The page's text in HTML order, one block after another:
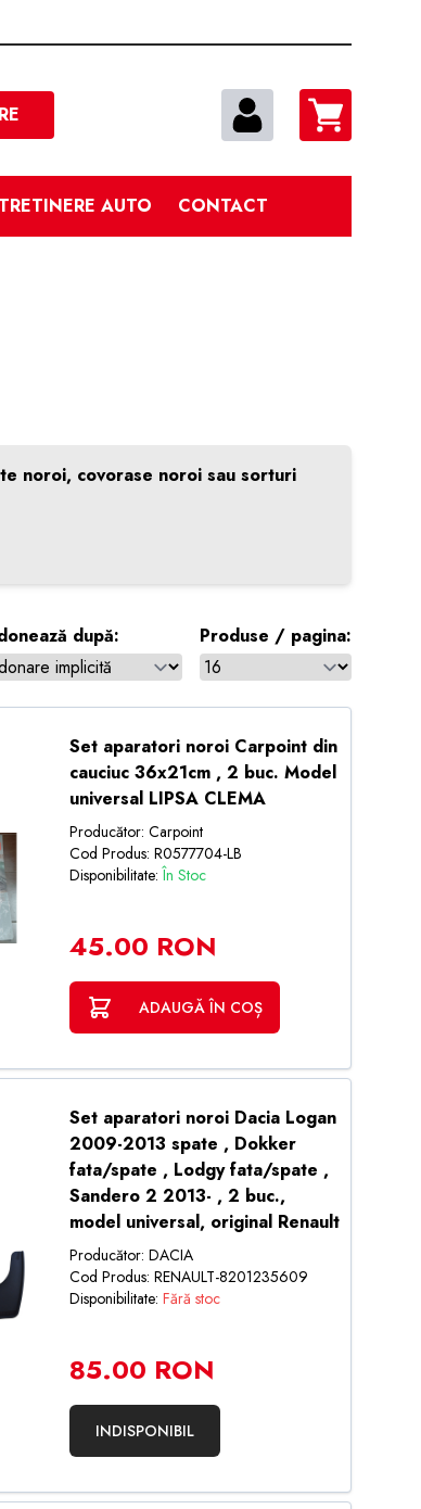
Cautare
AUTO CONTACT
noroi, covorase noroi sau sorturi
după: Produse / pagina:
Set aparatori noroi Carpoint din
cauciuc 36x21cm , 2 buc. Model
universal LIPSA CLEMA
Producător: Carpoint
Cod Produs: R0577704-LB
Disponibilitate:În Stoc
45.00 RON
ADAUGĂ ÎN COȘ
Set aparatori noroi Dacia Logan
2009-2013 spate , Dokker
fata/spate , Lodgy fata/spate ,
Sandero 2 2013- , 2 buc.,
model universal, original Renault
Producător: DACIA
Cod Produs: RENAULT-8201235609
Disponibilitate: Fără stoc
85.00 RON
INDISPONIBIL